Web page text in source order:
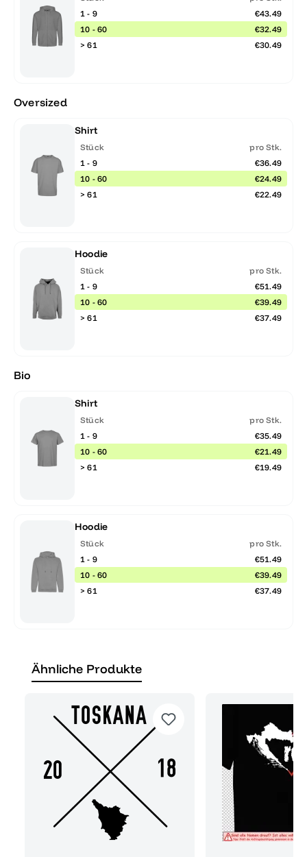
1 - 9
€43.49
10 - 60
€32.49
> 61
€30.49
Oversized
Shirt
Stück
pro Stk.
1 - 9
€36.49
10 - 60
€24.49
> 61
€22.49
Hoodie
Stück
pro Stk.
1 - 9
€51.49
10 - 60
€39.49
> 61
€37.49
Bio
Shirt
Stück
pro Stk.
1 - 9
€35.49
10 - 60
€21.49
> 61
€19.49
Hoodie
Stück
pro Stk.
1 - 9
€51.49
10 - 60
€39.49
> 61
€37.49
Ähnliche Produkte